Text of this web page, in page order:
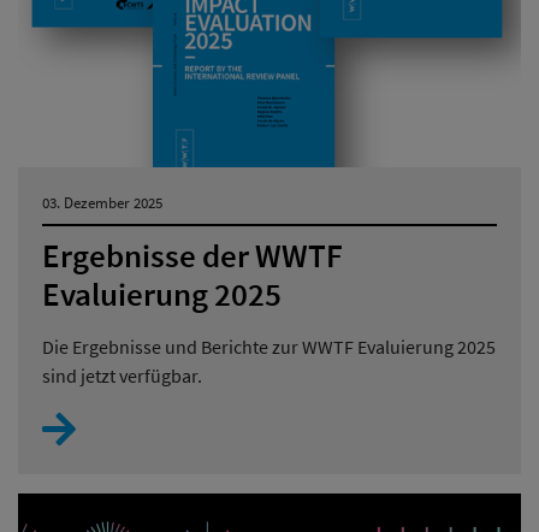
03. Dezember 2025
Ergebnisse der WWTF
Evaluierung 2025
Die Ergebnisse und Berichte zur WWTF Evaluierung 2025
sind jetzt verfügbar.